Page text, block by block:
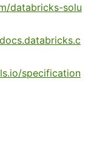
databricks-solu
specification